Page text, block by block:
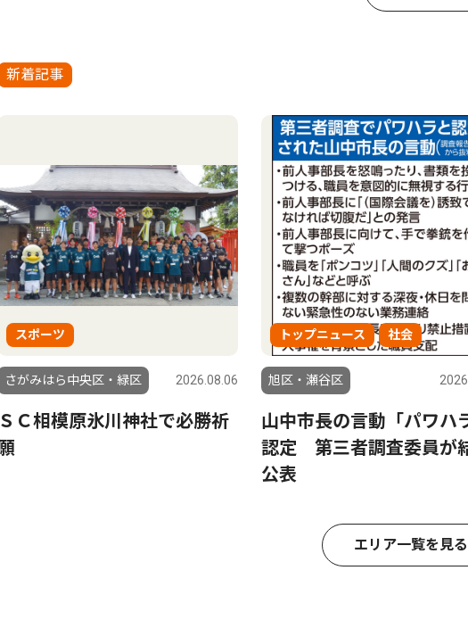
新着記事
スポーツ
さがみはら中央区・緑区 2026.08.06
ＳＣ相模原氷川神社で必勝祈
トップニュース 社会
旭区・瀬谷区
山中市長の言動「パワハ
認定 第三者調査委員が
公表
エリア一覧を見る